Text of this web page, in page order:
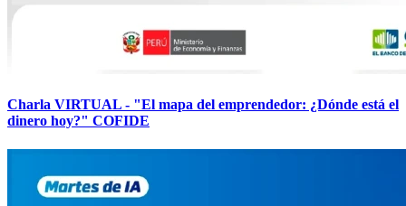
Charla VIRTUAL - "El mapa del emprendedor: ¿Dónde está el
dinero hoy?" COFIDE